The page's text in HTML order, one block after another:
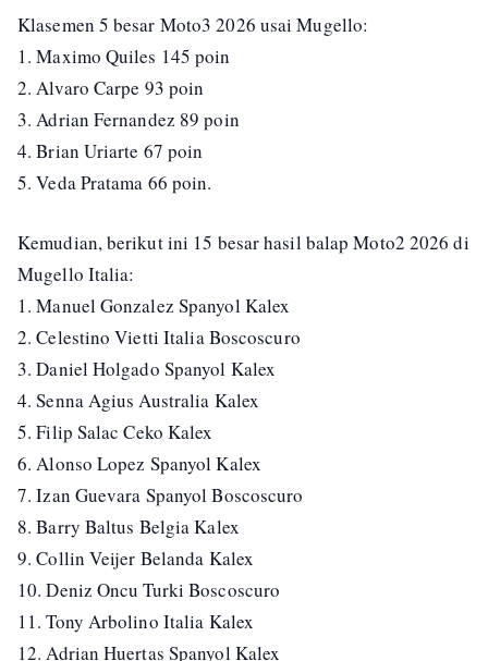
Klasemen 5 besar Moto3 2026 usai Mugello:
1. Maximo Quiles 145 poin
2. Alvaro Carpe 93 poin
3. Adrian Fernandez 89 poin
4. Brian Uriarte 67 poin
5. Veda Pratama 66 poin.
Kemudian, berikut ini 15 besar hasil balap Moto2 2026 di
Mugello Italia:
1. Manuel Gonzalez Spanyol Kalex
2. Celestino Vietti Italia Boscoscuro
3. Daniel Holgado Spanyol Kalex
4. Senna Agius Australia Kalex
5. Filip Salac Ceko Kalex
6. Alonso Lopez Spanyol Kalex
7. Izan Guevara Spanyol Boscoscuro
8. Barry Baltus Belgia Kalex
9. Collin Veijer Belanda Kalex
10. Deniz Oncu Turki Boscoscuro
11. Tony Arbolino Italia Kalex
12. Adrian Huertas Spanyol Kalex